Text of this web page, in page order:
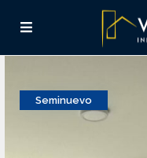
Seminuevo